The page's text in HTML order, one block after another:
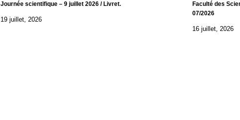
Journée scientifique – 9 juillet 2026 / Livret.
19 juillet, 2026
Faculté des
07/2026
16 juillet, 2026